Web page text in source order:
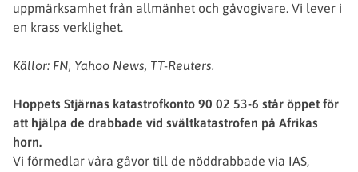
uppmärksamhet från allmänhet och gåvogivare. Vi lever i
en krass verklighet.
Källor: FN, Yahoo News, TT-Reuters.
Hoppets Stjärnas katastrofkonto 90 02 53-6 står öppet för
att hjälpa de drabbade vid svältkatastrofen på Afrikas
horn.
Vi förmedlar våra gåvor till de nöddrabbade via IAS,